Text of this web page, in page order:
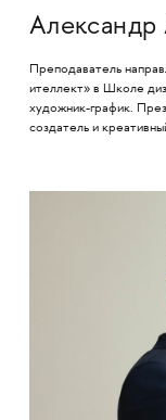
Александр
Преподаватель
ителлект» в Школе
художник-график.
создатель и